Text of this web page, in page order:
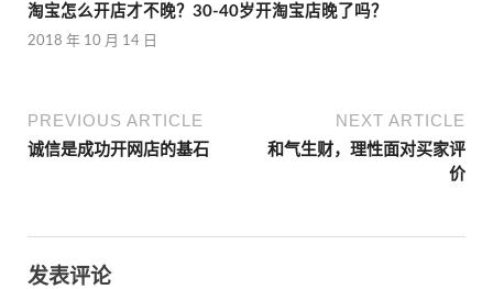
淘宝怎么开店才不晚？30-40岁开淘宝店晚了吗？
2018 年 10 月 14 日
PREVIOUS ARTICLE
诚信是成功开网店的基石
NEXT ARTICLE
和气生财，理性面对买家评
价
发表评论